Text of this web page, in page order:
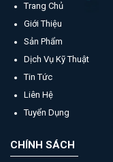
Trang Chủ
Giới Thiệu
Sản Phẩm
Dịch Vụ Kỹ Thuật
Tin Tức
Liên Hệ
Tuyển Dụng
CHÍNH SÁCH